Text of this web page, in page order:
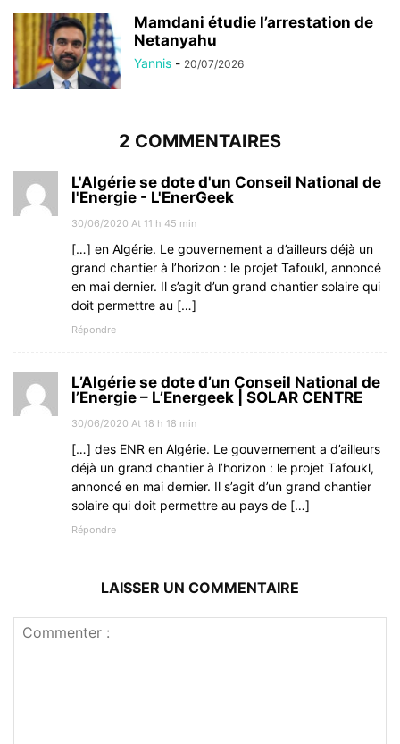
Mamdani étudie l’arrestation de
Netanyahu
Yannis - 20/07/2026
2 COMMENTAIRES
L'Algérie se dote d'un Conseil National de
l'Energie - L'EnerGeek
30/06/2020 At 11 h 45 min
[…] en Algérie. Le gouvernement a d’ailleurs déjà un
grand chantier à l’horizon : le projet Tafoukl, annoncé
en mai dernier. Il s’agit d’un grand chantier solaire qui
doit permettre au […]
Répondre
L’Algérie se dote d’un Conseil National de
l’Energie – L’Energeek | SOLAR CENTRE
30/06/2020 At 18 h 18 min
[…] des ENR en Algérie. Le gouvernement a d’ailleurs
déjà un grand chantier à l’horizon : le projet Tafoukl,
annoncé en mai dernier. Il s’agit d’un grand chantier
solaire qui doit permettre au pays de […]
Répondre
LAISSER UN COMMENTAIRE